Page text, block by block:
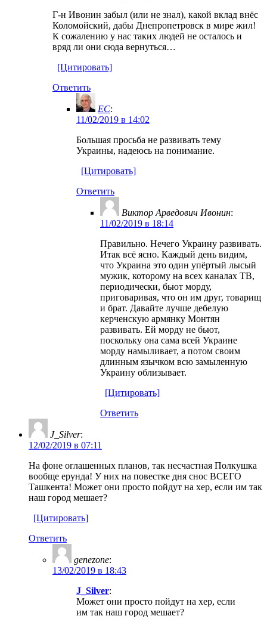
Г-н Ивонин забыл (или не знал), какой вклад внёс
Коломойский, дабы Днепропетровск в мире жил!
К сожалению у нас таких людей не осталось и
вряд ли они сюда вернуться…
[Цитировать]
Ответить
EC:
11/02/2019 в 14:02
Большая просьба не развивать тему
Украины, надеюсь на понимание.
[Цитировать]
Ответить
Виктор Арведович Ивонин:
11/02/2019 в 18:14
Правильно. Нечего Украину развивать.
Итак всё ясно. Каждый день видим,
что Украина это один упёртый лысый
мужик, которому на всех каналах ТВ,
периодически, бьют морду,
приговаривая, что он им друг, товарищ
и брат. Давайте лучше дебелую
керченскую армянку Монтян
развивать. Ей морду не бьют,
поскольку она сама всей Украине
морду намыливает, а потом своим
длинным язычком всю замыленную
Украину облизывает.
[Цитировать]
Ответить
J_Silver:
12/02/2019 в 07:11
На фоне оглашенных планов, так несчастная Полкушка
вообще ерунда! У них на повестке дня снос ВСЕГО
Ташкента! Может они просто пойдут на хер, если им так
наш город мешает?
[Цитировать]
Ответить
genezone:
13/02/2019 в 18:43
J_Silver:
Может они просто пойдут на хер, если
им так наш город мешает?